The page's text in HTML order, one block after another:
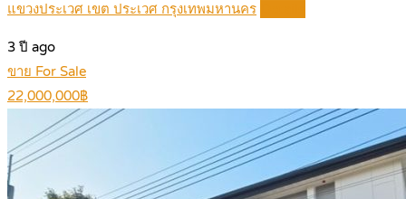
แขวงประเวศ เขต ประเวศ กรุงเทพมหานคร
3 ปี ago
ขาย For Sale
22,000,000฿